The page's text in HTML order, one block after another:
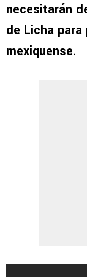
necesitarán
de Licha
mexiquense.